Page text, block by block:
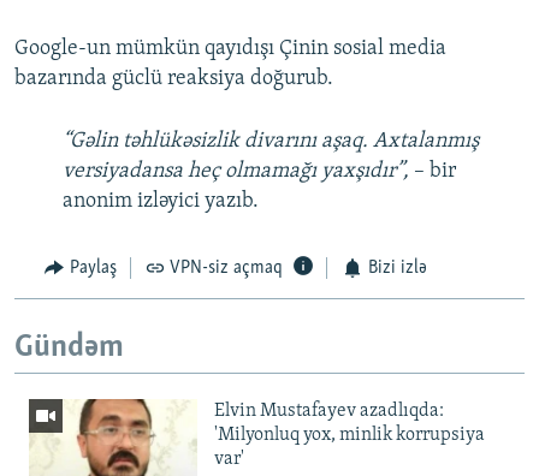
Google-un mümkün qayıdışı Çinin sosial media
bazarında güclü reaksiya doğurub.
“Gəlin təhlükəsizlik divarını aşaq. Axtalanmış
versiyadansa heç olmamağı yaxşıdır”, – bir
anonim izləyici yazıb.
Paylaş VPN-siz açmaq Bizi izlə
Gündəm
Elvin Mustafayev azadlıqda:
'Milyonluq yox, minlik korrupsiya
var'